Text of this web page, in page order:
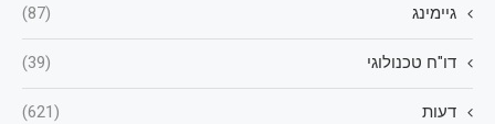
גיימינג (87)
דו"ח טכנולוגי (39)
דעות (621)